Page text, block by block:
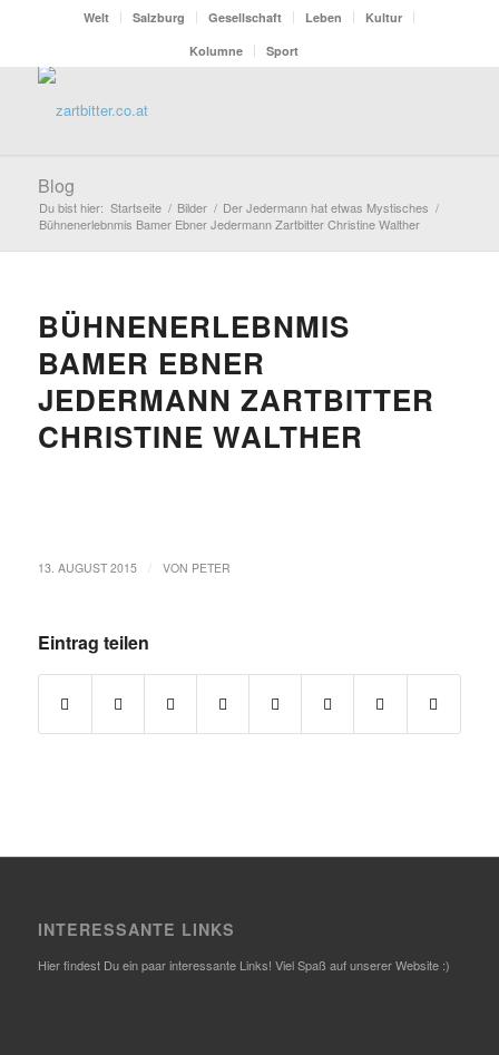
Welt Salzburg Gesellschaft Leben
Kultur
Kolumne
Sport
Blog
Du bist hier: Startseite / Bilder / Der Jedermann hat etwas Mystisches /
Bühnenerlebnmis Bamer Ebner Jedermann Zartbitter Christine Walther
BÜHNENERLEBNMIS
BAMER EBNER
JEDERMANN ZARTBITTER
CHRISTINE WALTHER
13. AUGUST 2015 VON PETER
Eintrag teilen
INTERESSANTE LINKS
Hier findest Du ein paar interessante Links! Viel Spaß auf unserer Website :)